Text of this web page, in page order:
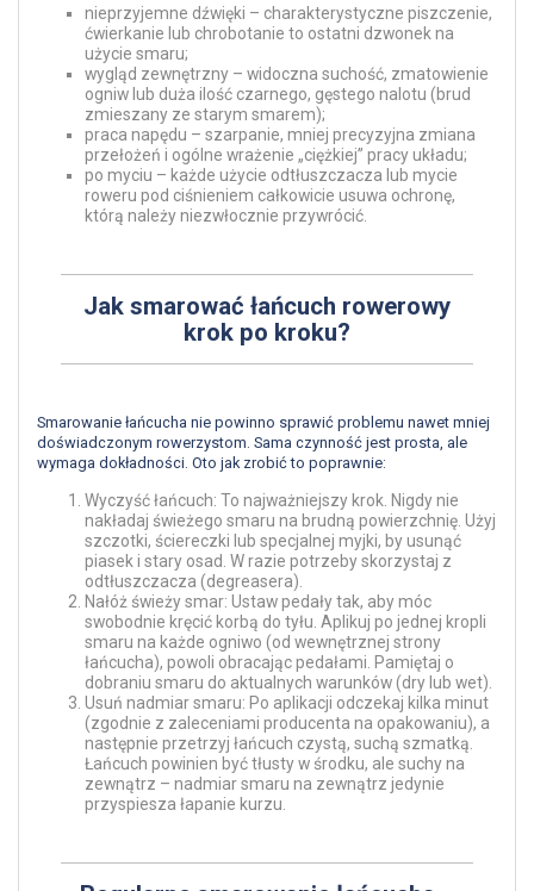
nieprzyjemne dźwięki – charakterystyczne piszczenie,
ćwierkanie lub chrobotanie to ostatni dzwonek na
użycie smaru;
wygląd zewnętrzny – widoczna suchość, zmatowienie
ogniw lub duża ilość czarnego, gęstego nalotu (brud
zmieszany ze starym smarem);
praca napędu – szarpanie, mniej precyzyjna zmiana
przełożeń i ogólne wrażenie „ciężkiej” pracy układu;
po myciu – każde użycie odtłuszczacza lub mycie
roweru pod ciśnieniem całkowicie usuwa ochronę,
którą należy niezwłocznie przywrócić.
Jak smarować łańcuch rowerowy
krok po kroku?
Smarowanie łańcucha nie powinno sprawić problemu nawet mniej
doświadczonym rowerzystom. Sama czynność jest prosta, ale
wymaga dokładności. Oto jak zrobić to poprawnie:
Wyczyść łańcuch: To najważniejszy krok. Nigdy nie
nakładaj świeżego smaru na brudną powierzchnię. Użyj
szczotki, ściereczki lub specjalnej myjki, by usunąć
piasek i stary osad. W razie potrzeby skorzystaj z
odtłuszczacza (degreasera).
Nałóż świeży smar: Ustaw pedały tak, aby móc
swobodnie kręcić korbą do tyłu. Aplikuj po jednej kropli
smaru na każde ogniwo (od wewnętrznej strony
łańcucha), powoli obracając pedałami. Pamiętaj o
dobraniu smaru do aktualnych warunków (dry lub wet).
Usuń nadmiar smaru: Po aplikacji odczekaj kilka minut
(zgodnie z zaleceniami producenta na opakowaniu), a
następnie przetrzyj łańcuch czystą, suchą szmatką.
Łańcuch powinien być tłusty w środku, ale suchy na
zewnątrz – nadmiar smaru na zewnątrz jedynie
przyspiesza łapanie kurzu.